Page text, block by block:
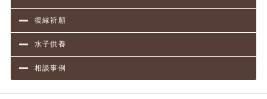
復縁祈願
水子供養
相談事例